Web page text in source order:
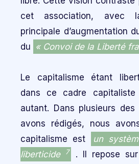
cet association, avec
principale d’augmentation
du « Convoi de la Liberté
Le capitalisme étant
dans ce cadre
autant. Dans plusieurs
avons rédigés, nous
capitalisme est
un
liberticide
7
. Il repose sur